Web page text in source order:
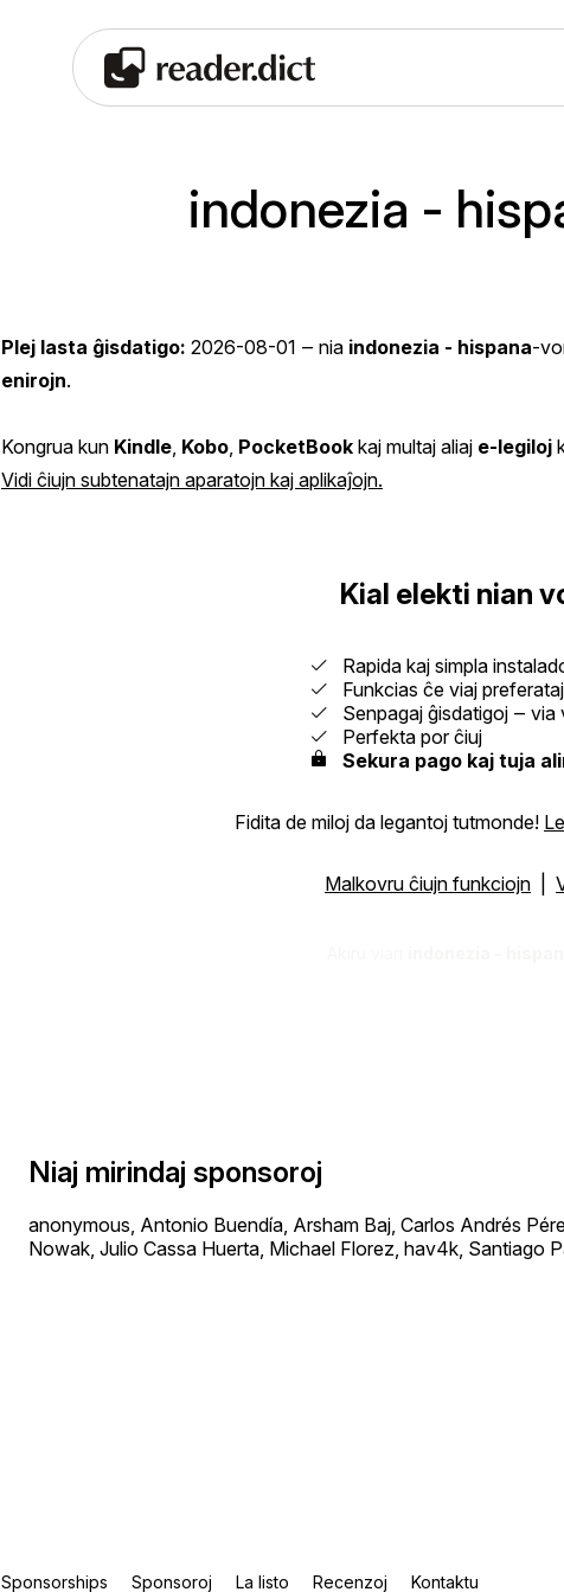
indonezia -
Plej lasta ĝisdatigo: 2026-08-01 ‒ nia indonezia - hispana-
enirojn.
Kongrua kun Kindle Kobo PocketBook kaj multaj aliaj e‑legiloj
Vidi ĉiujn subtenatajn aparatojn kaj aplikaĵojn.
Kial elekti nian
Rapida kaj simpla
Funkcias ĉe viaj
Senpagaj ĝisdatigoj ‒ via
Perfekta por ĉiuj
Sekura pago kaj tuja
Fidita de miloj da legantoj tutmonde!
Malkovru ĉiujn funkciojn
Niaj mirindaj sponsoroj
anonymous, Antonio Buendía, Arsham Baj, Carlos Andrés
Nowak, Julio Cassa Huerta, Michael Florez, hav4k, Santiago
Sponsorships Sponsoroj La listo Recenzoj Kontaktu